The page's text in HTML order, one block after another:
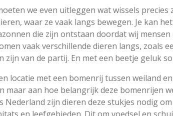
we even uitleggen wat wissels precies
waar ze vaak langs bewegen. Je kan
die zijn ontstaan doordat wij mensen
vaak verschillende dieren langs, zoals
zijn van de partij. En met een beetje geluk
locatie met een bomenrij tussen weiland
maar aan hoe belangrijk deze bomenrijen
Nederland zijn dieren deze stukjes nodig